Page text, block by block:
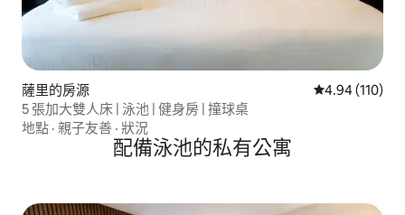
薩里的房源 從 110 則評價
4.94 (110)
5 張加大雙人床 | 泳池 | 健身房 | 撞球桌
地點 · 親子友善 · 狀況
配備泳池的私有公寓